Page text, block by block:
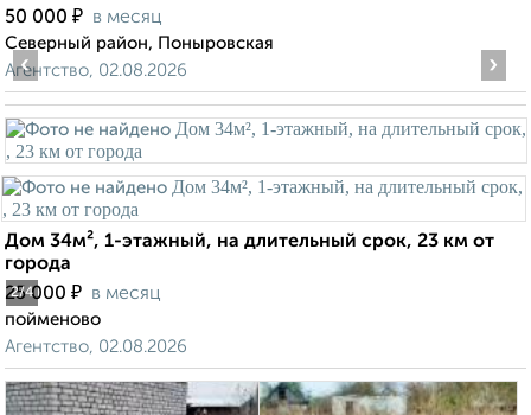
50 000 ₽ в месяц
Северный район, Поныровская
Агентство, 02.08.2026
2/4
‹ ›
Дом 34м², 1-этажный, на длительный срок, 23 км от
города
25 000 ₽ в месяц
пойменово
Агентство, 02.08.2026